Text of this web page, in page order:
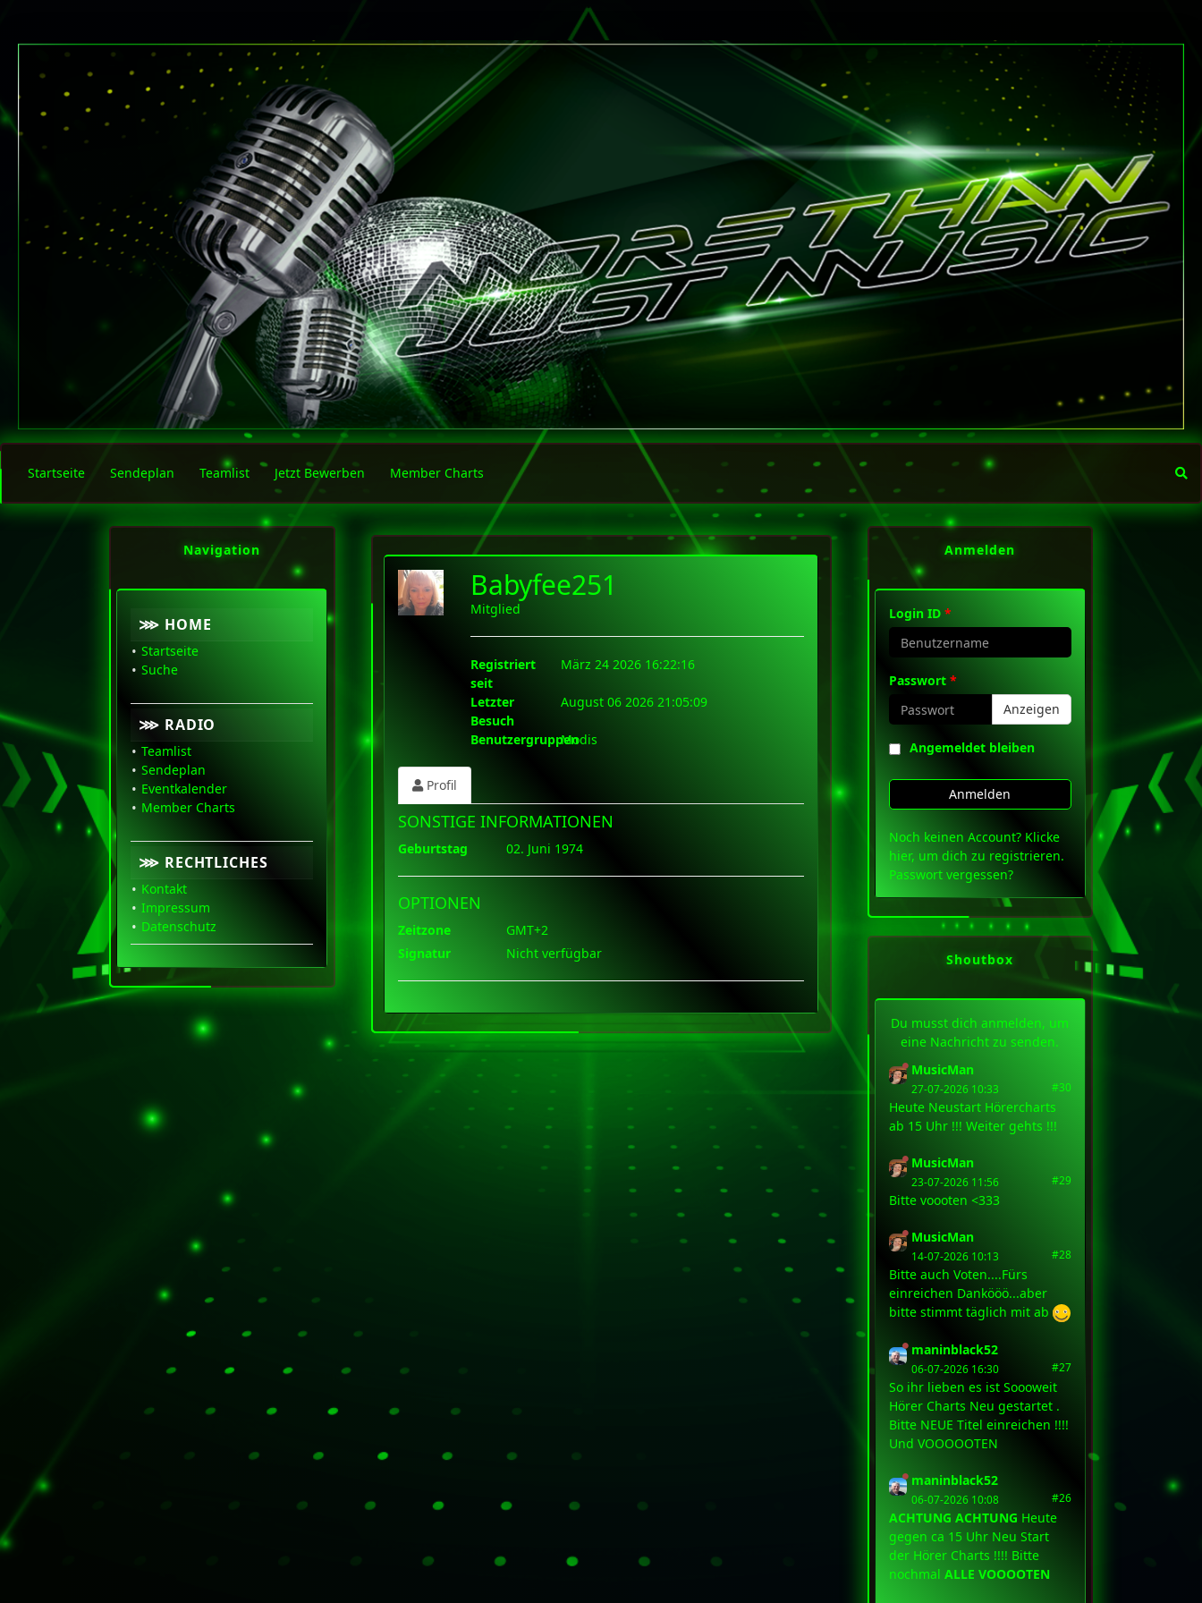
Startseite Sendeplan Teamlist Jetzt Bewerben Member Charts
Navigation
⋙ HOME
Startseite
Suche
⋙ RADIO
Teamlist
Sendeplan
Eventkalender
Member Charts
⋙ RECHTLICHES
Kontakt
Impressum
Datenschutz
Babyfee251
Mitglied
Registriert
seit
März 24 2026 16:22:16
Letzter
Besuch
August 06 2026 21:05:09
BenutzergruppenModis
Profil
SONSTIGE INFORMATIONEN
Geburtstag 02. Juni 1974
OPTIONEN
Zeitzone
GMT+2
Signatur
Nicht verfügbar
Anmelden
Login ID*
Passwort*
Anzeigen
Angemeldet bleiben
Anmelden
Noch keinen Account? Klicke
hier, um dich zu registrieren.
Passwort vergessen?
Shoutbox
Du musst dich anmelden, um
eine Nachricht zu senden.
MusicMan
27-07-2026 10:33 #30
Heute Neustart Hörercharts
ab 15 Uhr !!! Weiter gehts !!!
MusicMan
23-07-2026 11:56 #29
Bitte voooten <333
MusicMan
14-07-2026 10:13 #28
Bitte auch Voten....Fürs
einreichen Dankööö...aber
bitte stimmt täglich mit ab
maninblack52
06-07-2026 16:30 #27
So ihr lieben es ist Soooweit
Hörer Charts Neu gestartet .
Bitte NEUE Titel einreichen !!!!
Und VOOOOOTEN
maninblack52
06-07-2026 10:08 #26
ACHTUNG ACHTUNG Heute
gegen ca 15 Uhr Neu Start
der Hörer Charts !!!! Bitte
nochmal ALLE VOOOOTEN